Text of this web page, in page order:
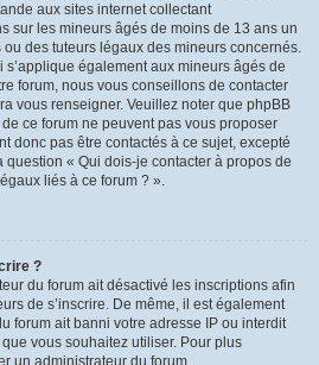
aux sites internet collectant
sur les mineurs âgés de moins de 13 ans un
des tuteurs légaux des mineurs concernés.
également aux mineurs âgés de
forum, nous vous conseillons de contacter
vous renseigner. Veuillez noter que phpBB
ce forum ne peuvent pas vous proposer
donc pas être contactés à ce sujet, excepté
question « Qui dois-je contacter à propos de
liés à ce forum ? ».
?
du forum ait désactivé les inscriptions afin
de s’inscrire. De même, il est également
forum ait banni votre adresse IP ou interdit
que vous souhaitez utiliser. Pour plus
un administrateur du forum.